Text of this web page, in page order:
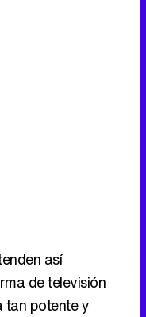
así
de televisión
tan potente y